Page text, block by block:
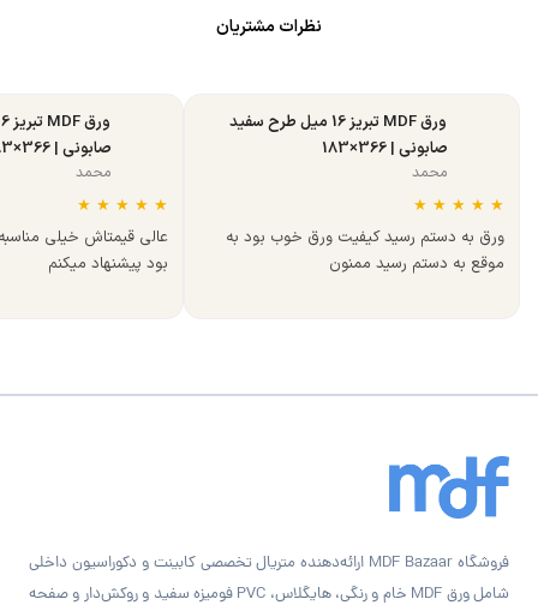
نظرات مشتریان
ورق MDF تبریز 16 میل طرح سفید
صابونی | 366×183
محمد
★
★
★
★
★
ورق به دستم رسید کیفیت ورق خوب بود به
موقع به دستم رسید ممنون
صابونی | 366×183
محمد
★
★
★
★
★
عالی قیمتاش خیلی
بود پیشنهاد میکنم
فروشگاه MDF Bazaar ارائه‌دهنده متریال تخصصی کابینت و دکوراسیون داخلی
شامل ورق MDF خام و رنگی، هایگلاس، PVC فومیزه سفید و روکش‌دار و صفحه